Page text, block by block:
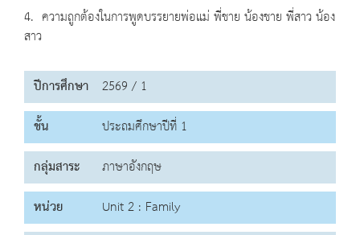
4. ความถูกต้องในการพูดบรรยายพ่อแม่ พี่ชาย น้องชาย พี่สาว น้อง
สาว
ปีการศึกษา 2569 / 1
ชั้น
ประถมศึกษาปีที่ 1
กลุ่มสาระ
ภาษาอังกฤษ
หน่วย
Unit 2 : Family